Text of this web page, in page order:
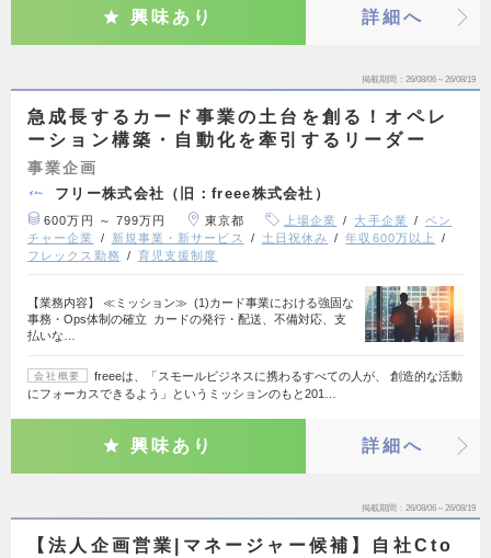
興味あり 詳細へ
掲載期間 26/08/06～26/08/19
急成長するカード事業の土台を創る！オペレ
ーション構築・自動化を牽引するリーダー
事業企画
フリー株式会社（旧：freee株式会社）
600万円 ～ 799万円 東京都 上場企業 大手企業
ベン
チャー企業
新規事業・新サービス 土日祝休み
年収600万以上
フレックス勤務
育児支援制度
【業務内容】 ≪ミッション≫ (1)カード事業における強固な
事務・Ops体制の確立 カードの発行・配送、不備対応、支
払いな…
会社概要
freeeは、「スモールビジネスに携わるすべての人が、 創造的な活動
にフォーカスできるよう」というミッションのもと201…
興味あり 詳細へ
掲載期間 26/08/06～26/08/19
【法人企画営業|マネージャー候補】自社Cto